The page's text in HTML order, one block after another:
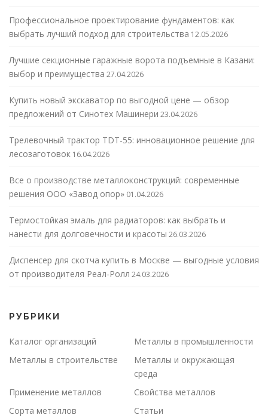
Профессиональное проектирование фундаментов: как
выбрать лучший подход для строительства 12.05.2026
Лучшие секционные гаражные ворота подъемные в Казани:
выбор и преимущества 27.04.2026
Купить новый экскаватор по выгодной цене — обзор
предложений от Синотех Машинери 23.04.2026
Трелевочный трактор TDT-55: инновационное решение для
лесозаготовок 16.04.2026
Все о производстве металлоконструкций: современные
решения ООО «Завод опор» 01.04.2026
Термостойкая эмаль для радиаторов: как выбрать и
нанести для долговечности и красоты 26.03.2026
Диспенсер для скотча купить в Москве — выгодные условия
от производителя Реал-Ролл 24.03.2026
РУБРИКИ
Каталог организаций
Металлы в промышленности
Металлы в строительстве
Металлы и окружающая
среда
Применение металлов
Свойства металлов
Сорта металлов
Статьи